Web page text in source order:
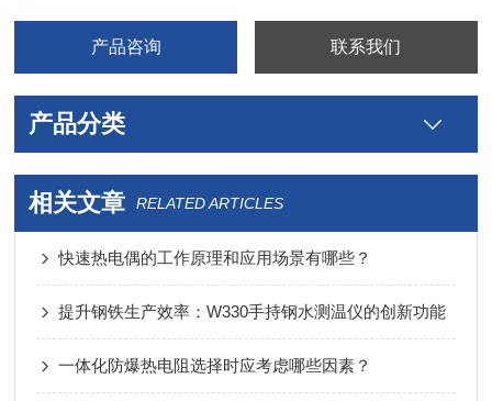
产品咨询 联系我们
产品分类
相关文章 RELATED ARTICLES
快速热电偶的工作原理和应用场景有哪些？
提升钢铁生产效率：W330手持钢水测温仪的创新功能
一体化防爆热电阻选择时应考虑哪些因素？